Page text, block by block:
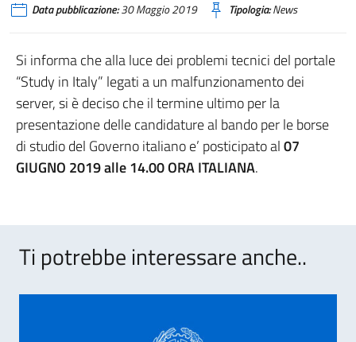
Data pubblicazione:30 Maggio 2019 Tipologia:News
Si informa che alla luce dei problemi tecnici del portale
“Study in Italy” legati a un malfunzionamento dei
server, si è deciso che il termine ultimo per la
presentazione delle candidature al bando per le borse
di studio del Governo italiano e’ posticipato al07
GIUGNO 2019 alle 14.00 ORA ITALIANA.
Ti potrebbe interessare anche..